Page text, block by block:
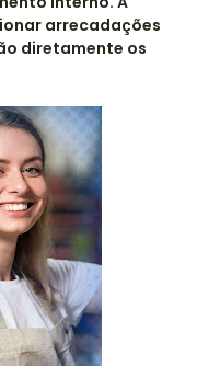
arrecadações
diretamente os